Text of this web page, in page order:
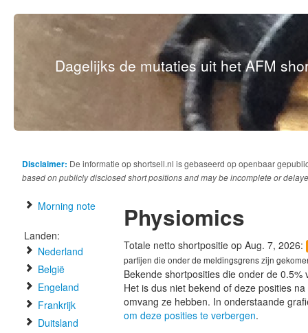
Dagelijks de mutaties uit het AFM
Disclaimer: De informatie op shortsell.nl is gebaseerd op openbaar
based on publicly disclosed short positions and may be incomplete or
Morning note
Landen:
Nederland
België
Engeland
Frankrijk
Duitsland
Physiomics
Totale netto shortpositie op Aug. 7, 2026:
partijen die onder de meldingsgrens zijn
Bekende shortposities die onder de
Het is dus niet bekend of deze posities
omvang ze hebben. In onderstaande
om deze posities te verbergen.